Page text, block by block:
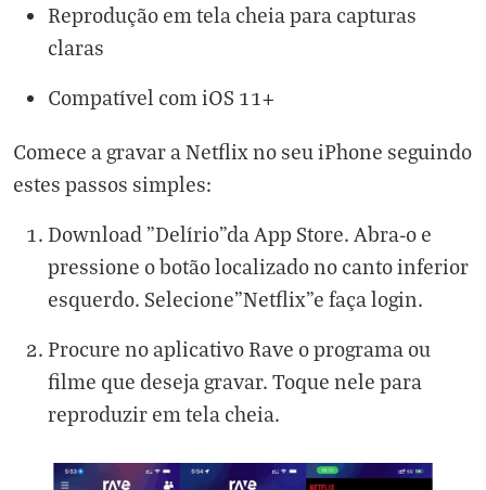
Reprodução em tela cheia para capturas
claras
Compatível com iOS 11+
Comece a gravar a Netflix no seu iPhone seguindo
estes passos simples:
Download "Delírio"da App Store. Abra-o e
pressione o botão localizado no canto inferior
esquerdo. Selecione"Netflix"e faça login.
Procure no aplicativo Rave o programa ou
filme que deseja gravar. Toque nele para
reproduzir em tela cheia.